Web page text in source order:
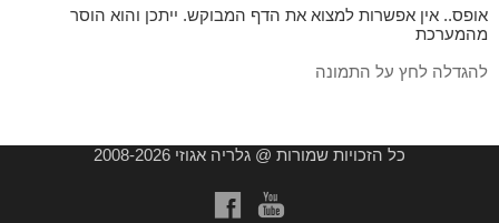
אופס.. אין אפשרות למצוא את הדף המבוקש. ייתכן והוא הוסר
מהמערכת
להגדלה לחץ על התמונה
כל הזכויות שמורות @ גלריה אגוזי 2008-2026
a b